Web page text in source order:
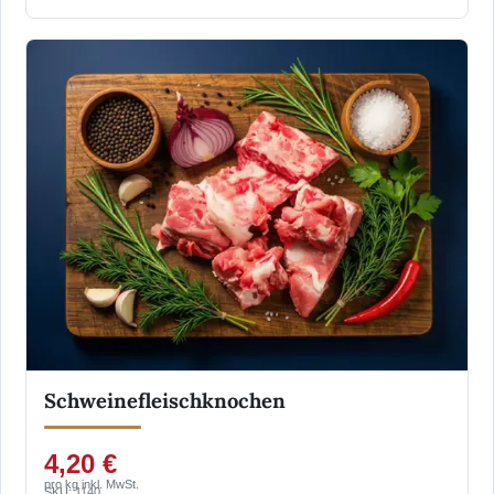
Schweinefleischknochen
4,20 €
pro kg inkl. MwSt.